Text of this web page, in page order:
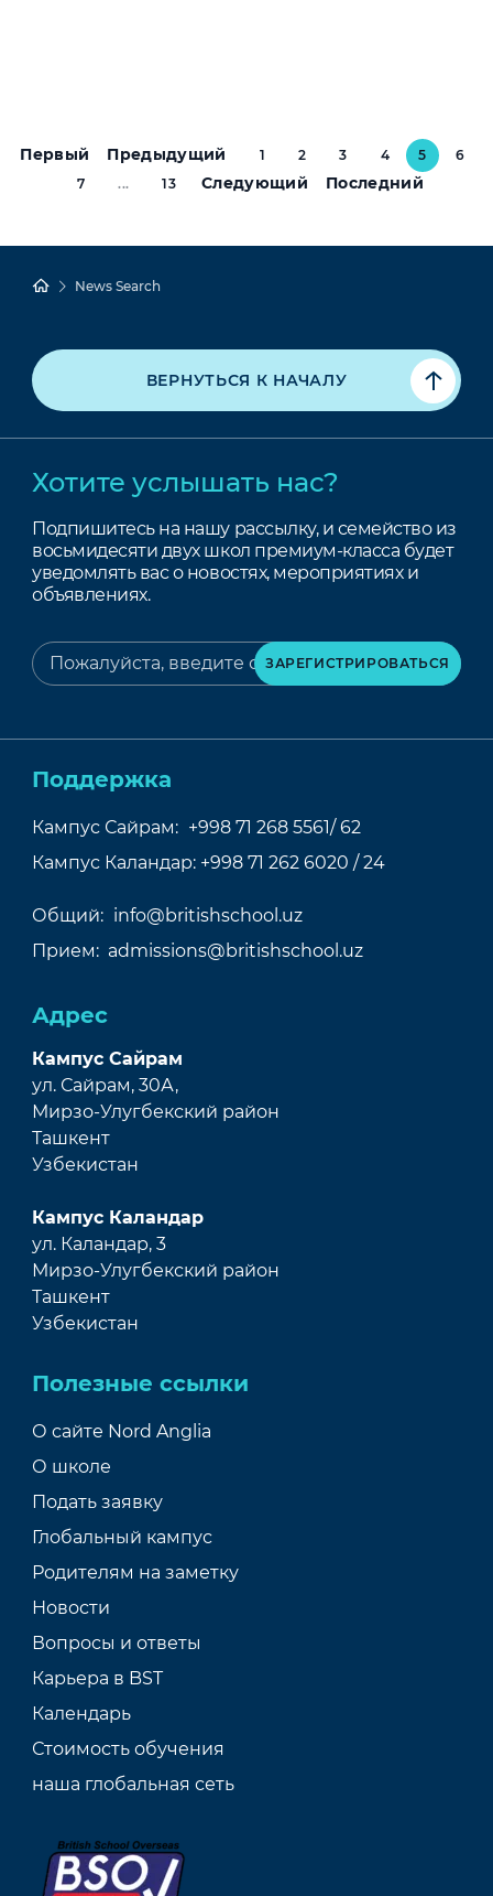
Первый Предыдущий 1 2 3 4 5
6
7
... 13 Следующий Последний
News Search
ВЕРНУТЬСЯ К НАЧАЛУ
Хотите услышать нас?
Подпишитесь на нашу рассылку, и семейство из
восьмидесяти двух школ премиум-класса будет
уведомлять вас о новостях, мероприятиях и
объявлениях.
Поддержка
Кампус Сайрам: +998 71 268 5561/ 62
Кампус Каландар: +998 71 262 6020 / 24
Общий: info@britishschool.uz
Прием: admissions@britishschool.uz
Адрес
Кампус Сайрам
ул. Сайрам, 30А,
Мирзо-Улугбекский район
Ташкент
Узбекистан
Кампус Каландар
ул. Каландар, 3
Мирзо-Улугбекский район
Ташкент
Узбекистан
Полезные ссылки
О сайте Nord Anglia
О школе
Подать заявку
Глобальный кампус
Родителям на заметку
Новости
Вопросы и ответы
Карьера в BST
Календарь
Стоимость обучения
наша глобальная сеть